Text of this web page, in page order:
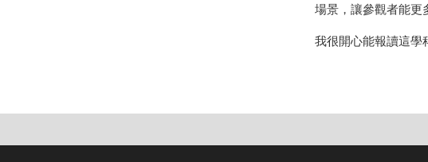
場景，讓參觀者能更
我很開心能報讀這學